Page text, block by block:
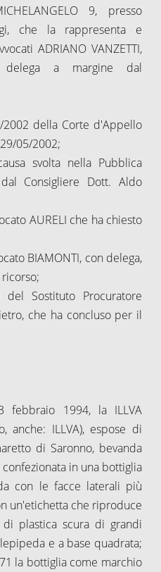
9, presso
che la rappresenta e
ADRIANO VANZETTI,
delega a margine dal
2002 della Corte d'Appello
05/2002;
svolta nella Pubblica
Consigliere Dott. Aldo
AURELI che ha chiesto
BIAMONTI, con delega,
Sostituto Procuratore
che ha concluso per il
febbraio 1994, la ILLVA
anche: ILLVA), espose di
di Saronno, bevanda
in una bottiglia
con le facce laterali più
un'etichetta che riproduce
plastica scura di grandi
e a base quadrata;
la bottiglia come marchio